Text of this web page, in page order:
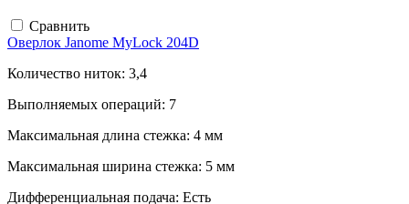
Сравнить
Оверлок Janome MyLock 204D
Количество ниток: 3,4
Выполняемых операций: 7
Максимальная длина стежка: 4 мм
Максимальная ширина стежка: 5 мм
Дифференциальная подача: Есть